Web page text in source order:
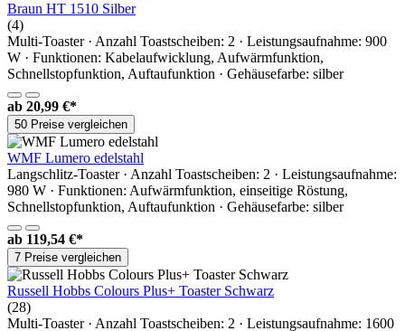
Braun HT 1510 Silber
(4)
Multi-Toaster · Anzahl Toastscheiben: 2 · Leistungsaufnahme: 900
W · Funktionen: Kabelaufwicklung, Aufwärmfunktion,
Schnellstopfunktion, Auftaufunktion · Gehäusefarbe: silber
ab 20,99 €*
50 Preise vergleichen
WMF Lumero edelstahl
Langschlitz-Toaster · Anzahl Toastscheiben: 2 · Leistungsaufnahme:
980 W · Funktionen: Aufwärmfunktion, einseitige Röstung,
Schnellstopfunktion, Auftaufunktion · Gehäusefarbe: silber
ab 119,54 €*
7 Preise vergleichen
Russell Hobbs Colours Plus+ Toaster Schwarz
(28)
Multi-Toaster · Anzahl Toastscheiben: 2 · Leistungsaufnahme: 1600